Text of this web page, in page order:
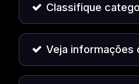
Classifique
Veja informações